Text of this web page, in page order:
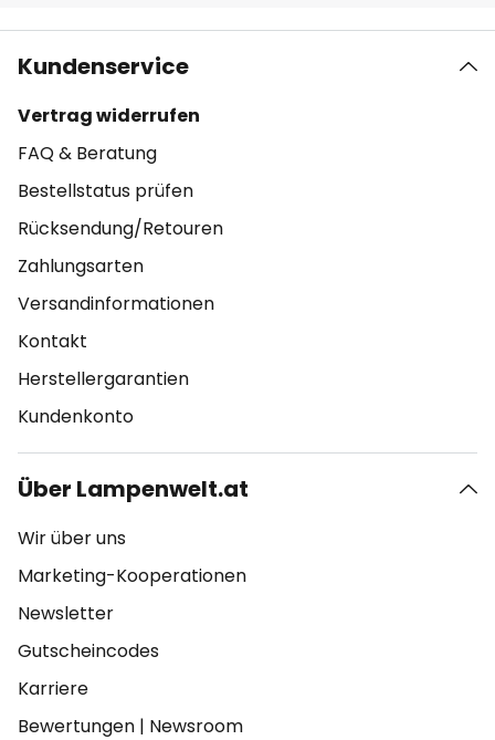
Kundenservice
Vertrag widerrufen
FAQ & Beratung
Bestellstatus prüfen
Rücksendung/Retouren
Zahlungsarten
Versandinformationen
Kontakt
Herstellergarantien
Kundenkonto
Über Lampenwelt.at
Wir über uns
Marketing-Kooperationen
Newsletter
Gutscheincodes
Karriere
Bewertungen | Newsroom